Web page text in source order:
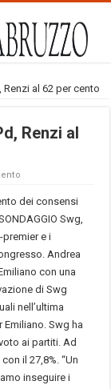
al 62 per cento
Renzi al
dei consensi
Swg,
premier e i
Andrea
con una
di Swg
nell’ultima
Emiliano. Swg ha
ai partiti. Ad
il 27,8%. “Un
inseguire i